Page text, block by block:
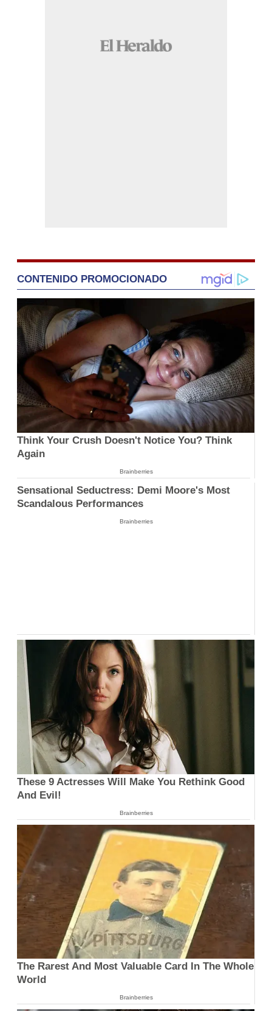
CONTENIDO PROMOCIONADO
Think Your Crush Doesn't Notice You? Think
Again
Brainberries
Sensational Seductress: Demi Moore's Most
Scandalous Performances
Brainberries
These 9 Actresses Will Make You Rethink Good
And Evil!
Brainberries
The Rarest And Most Valuable Card In The Whole
World
Brainberries